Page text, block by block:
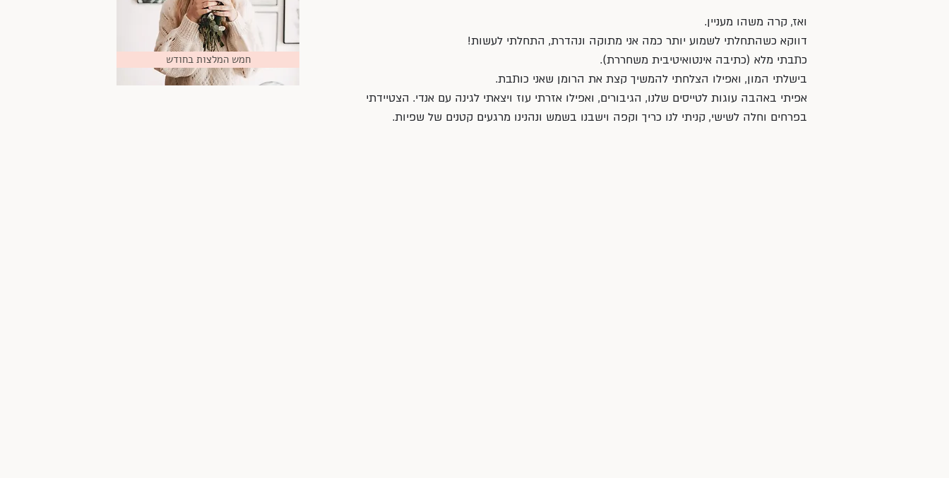
ואז, קרה משהו מעניין.
דווקא כשהתחלתי לשמוע יותר כמה אני מתוקה ונהדרת, התחלתי לעשות!
כתבתי מלא (כתיבה אינטואיטיבית משחררת).
בישלתי המון, ואפילו הצלחתי להמשיך קצת את הרומן שאני כותבת.
אפיתי באהבה עוגות לטייסים שלנו, הגיבורים, ואפילו אזרתי עוז ויצאתי לגינה עם אנדי. הצטיידתי
בפרחים וחלה לשישי, קניתי לנו כריך וקפה וישבנו בשמש ונהנינו מרגעים קטנים של שפיות.
חמש המלצות בחודש